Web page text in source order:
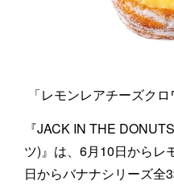
「レモンレアチーズク
『JACK IN THE
ツ)』は、6月10日からレ
日からバナナシリーズ全